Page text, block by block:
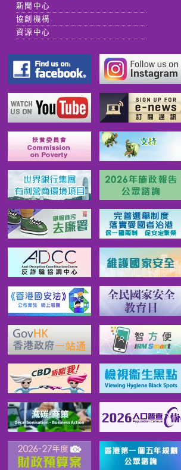
新聞中心
協創機構
資源中心